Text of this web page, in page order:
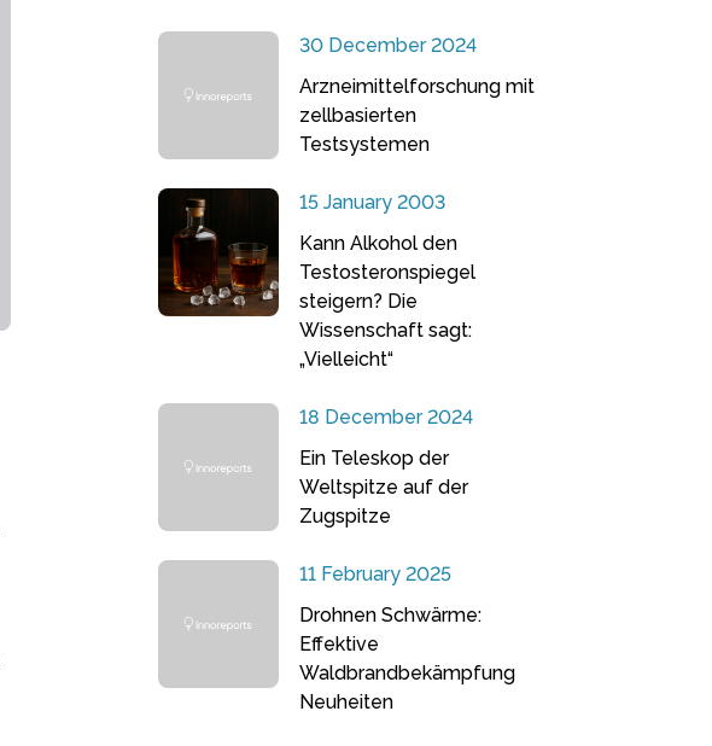
30 December 2024
Arzneimittelforschung mit
zellbasierten
Testsystemen
15 January 2003
Kann Alkohol den
Testosteronspiegel
steigern? Die
Wissenschaft sagt:
„Vielleicht“
18 December 2024
Ein Teleskop der
Weltspitze auf der
Zugspitze
11 February 2025
Drohnen Schwärme:
Effektive
Waldbrandbekämpfung
Neuheiten